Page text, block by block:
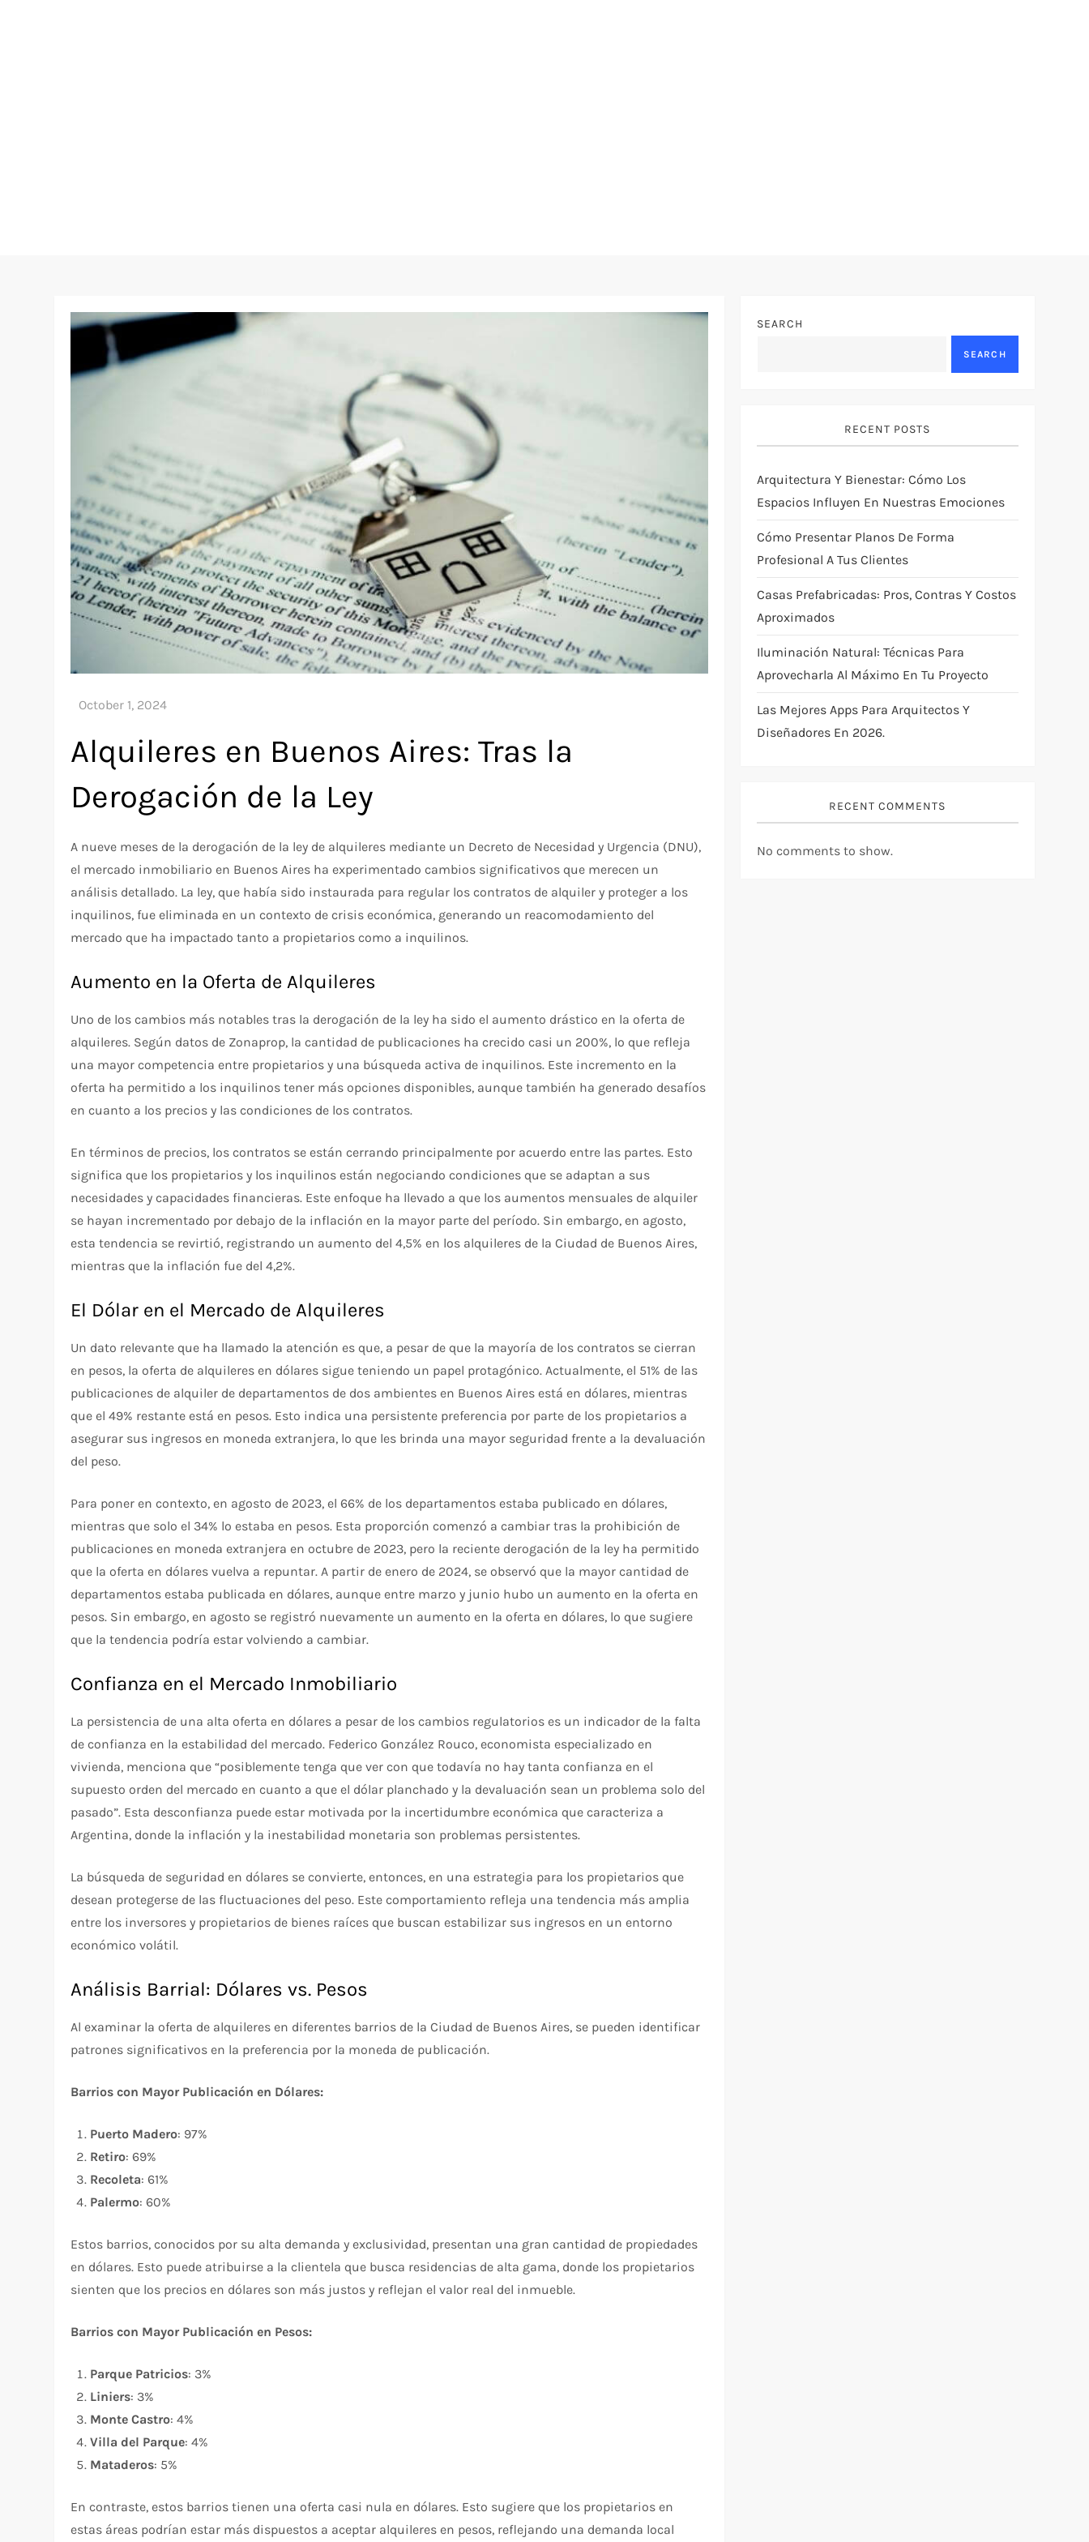
Alquileres en Buenos Aires: Tras la
Derogación de la Ley
A nueve meses de la derogación de la ley de alquileres mediante un Decreto de Necesidad y Urgencia (DNU),
el mercado inmobiliario en Buenos Aires ha experimentado cambios significativos que merecen un
análisis detallado. La ley, que había sido instaurada para regular los contratos de alquiler y proteger a los
inquilinos, fue eliminada en un contexto de crisis económica, generando un reacomodamiento del
mercado que ha impactado tanto a propietarios como a inquilinos.
Aumento en la Oferta de Alquileres
Uno de los cambios más notables tras la derogación de la ley ha sido el aumento drástico en la oferta de
alquileres. Según datos de Zonaprop, la cantidad de publicaciones ha crecido casi un 200%, lo que refleja
una mayor competencia entre propietarios y una búsqueda activa de inquilinos. Este incremento en la
oferta ha permitido a los inquilinos tener más opciones disponibles, aunque también ha generado desafíos
en cuanto a los precios y las condiciones de los contratos.
En términos de precios, los contratos se están cerrando principalmente por acuerdo entre las partes. Esto
significa que los propietarios y los inquilinos están negociando condiciones que se adaptan a sus
necesidades y capacidades financieras. Este enfoque ha llevado a que los aumentos mensuales de alquiler
se hayan incrementado por debajo de la inflación en la mayor parte del período. Sin embargo, en agosto,
esta tendencia se revirtió, registrando un aumento del 4,5% en los alquileres de la Ciudad de Buenos Aires,
mientras que la inflación fue del 4,2%.
El Dólar en el Mercado de Alquileres
Un dato relevante que ha llamado la atención es que, a pesar de que la mayoría de los contratos se cierran
en pesos, la oferta de alquileres en dólares sigue teniendo un papel protagónico. Actualmente, el 51% de las
publicaciones de alquiler de departamentos de dos ambientes en Buenos Aires está en dólares, mientras
que el 49% restante está en pesos. Esto indica una persistente preferencia por parte de los propietarios a
asegurar sus ingresos en moneda extranjera, lo que les brinda una mayor seguridad frente a la devaluación
del peso.
Para poner en contexto, en agosto de 2023, el 66% de los departamentos estaba publicado en dólares,
mientras que solo el 34% lo estaba en pesos. Esta proporción comenzó a cambiar tras la prohibición de
publicaciones en moneda extranjera en octubre de 2023, pero la reciente derogación de la ley ha permitido
que la oferta en dólares vuelva a repuntar. A partir de enero de 2024, se observó que la mayor cantidad de
departamentos estaba publicada en dólares, aunque entre marzo y junio hubo un aumento en la oferta en
pesos. Sin embargo, en agosto se registró nuevamente un aumento en la oferta en dólares, lo que sugiere
que la tendencia podría estar volviendo a cambiar.
Confianza en el Mercado Inmobiliario
La persistencia de una alta oferta en dólares a pesar de los cambios regulatorios es un indicador de la falta
de confianza en la estabilidad del mercado. Federico González Rouco, economista especializado en
vivienda, menciona que “posiblemente tenga que ver con que todavía no hay tanta confianza en el
supuesto orden del mercado en cuanto a que el dólar planchado y la devaluación sean un problema solo del
pasado”. Esta desconfianza puede estar motivada por la incertidumbre económica que caracteriza a
Argentina, donde la inflación y la inestabilidad monetaria son problemas persistentes.
La búsqueda de seguridad en dólares se convierte, entonces, en una estrategia para los propietarios que
desean protegerse de las fluctuaciones del peso. Este comportamiento refleja una tendencia más amplia
entre los inversores y propietarios de bienes raíces que buscan estabilizar sus ingresos en un entorno
económico volátil.
Análisis Barrial: Dólares vs. Pesos
Al examinar la oferta de alquileres en diferentes barrios de la Ciudad de Buenos Aires, se pueden identificar
patrones significativos en la preferencia por la moneda de publicación.
Barrios con Mayor Publicación en Dólares:
Puerto Madero: 97%
Retiro: 69%
Recoleta: 61%
Palermo: 60%
Estos barrios, conocidos por su alta demanda y exclusividad, presentan una gran cantidad de propiedades
en dólares. Esto puede atribuirse a la clientela que busca residencias de alta gama, donde los propietarios
sienten que los precios en dólares son más justos y reflejan el valor real del inmueble.
Barrios con Mayor Publicación en Pesos:
Parque Patricios: 3%
Liniers: 3%
Monte Castro: 4%
Villa del Parque: 4%
Mataderos: 5%
En contraste, estos barrios tienen una oferta casi nula en dólares. Esto sugiere que los propietarios en
estas áreas podrían estar más dispuestos a aceptar alquileres en pesos, reflejando una demanda local
SEARCH
SEARCH
RECENT POSTS
Arquitectura Y Bienestar: Cómo Los
Espacios Influyen En Nuestras Emociones
Cómo Presentar Planos De Forma
Profesional A Tus Clientes
Casas Prefabricadas: Pros, Contras Y Costos
Aproximados
Iluminación Natural: Técnicas Para
Aprovecharla Al Máximo En Tu Proyecto
Las Mejores Apps Para Arquitectos Y
Diseñadores En 2026.
RECENT COMMENTS
No comments to show.